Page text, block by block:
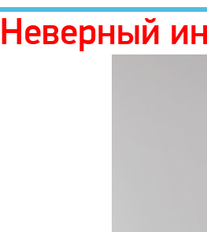
Неверный